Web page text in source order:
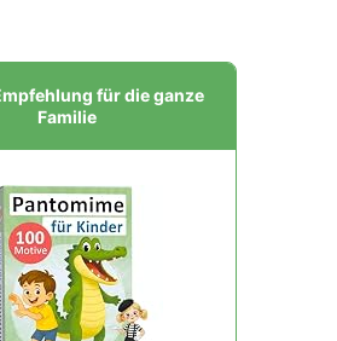
für die ganze
Familie